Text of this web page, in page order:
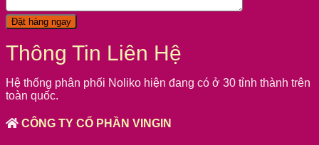
Thông Tin Liên Hệ
Hệ thống phân phối Noliko hiện đang có ở 30 tỉnh thành trên
toàn quốc.
CÔNG TY CỔ PHẦN VINGIN